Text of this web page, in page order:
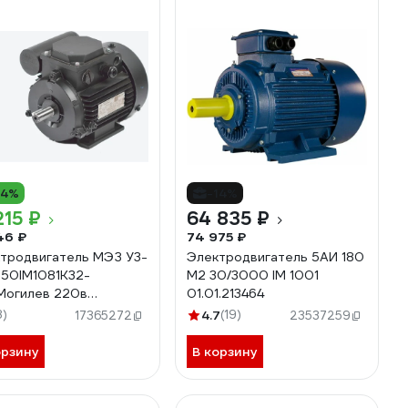
₽
₽
МЭЗ У3-
220в
1081
17365272
64 835 ₽
74 975 ₽
Электродвигатель 5АИ 180
М2 30/3000 IM 1001
01.01.213464
4.7(19) 23537259
В корзину